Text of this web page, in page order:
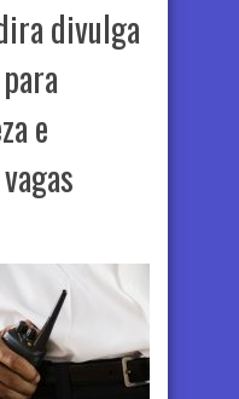
divulga
e